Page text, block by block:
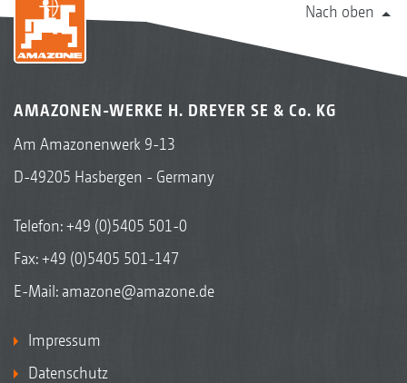
Nach oben
AMAZONEN-WERKE H. DREYER SE & Co. KG
Am Amazonenwerk 9-13
D-49205 Hasbergen - Germany
Telefon:+49 (0)5405 501-0
Fax: +49 (0)5405 501-147
E-Mail: amazone@amazone.de
Impressum
Datenschutz